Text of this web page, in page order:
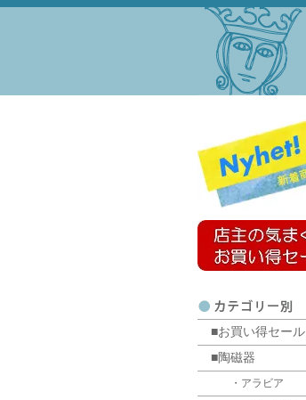
■お買い得セール
■陶磁器
・アラビア